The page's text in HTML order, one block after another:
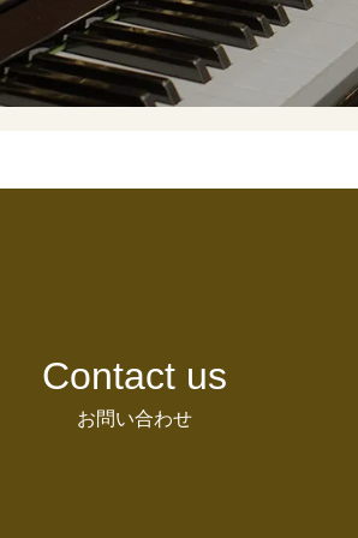
Contact us
お問い合わせ